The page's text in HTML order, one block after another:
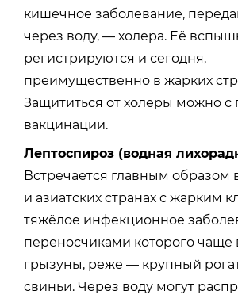
кишечное заболевание,
через воду, — холера. Её
регистрируются и сегодня,
преимущественно в жарких
Защититься от холеры можно
вакцинации.
Лептоспироз (водная
Встречается главным образом
и азиатских странах с жарким
тяжёлое инфекционное
переносчиками которого чаще
грызуны, реже — крупный
свиньи. Через воду могут